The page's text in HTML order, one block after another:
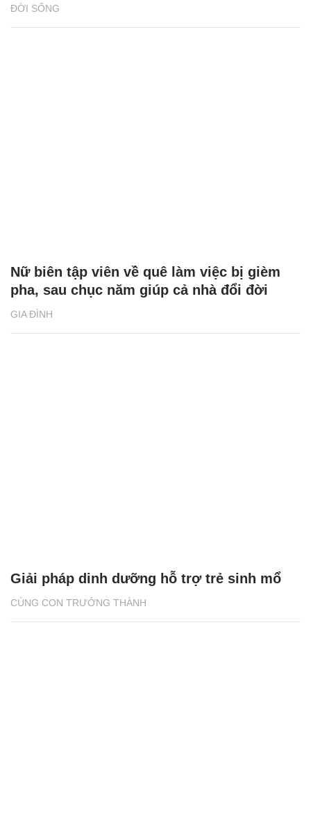
ĐỜI SỐNG
GIA ĐÌNH
Nữ biên tập viên về quê làm việc bị gièm
pha, sau chục năm giúp cả nhà đổi đời
CÙNG CON TRƯỞNG THÀNH
Giải pháp dinh dưỡng hỗ trợ trẻ sinh mổ